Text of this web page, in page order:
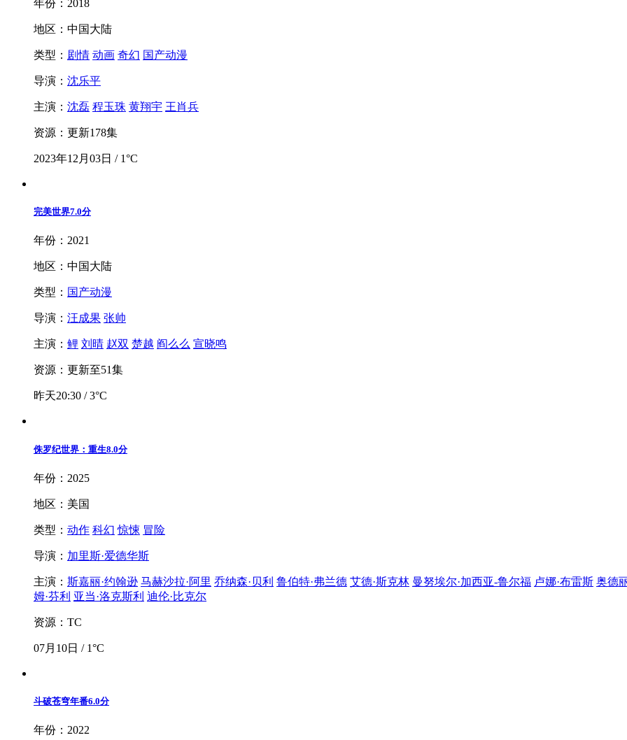
年份：2018
地区：中国大陆
类型： 剧情 动画 奇幻 国产动漫
导演： 沈乐平
主演： 沈磊 程玉珠 黄翔宇 王肖兵
资源：更新178集
2023年12月03日 / 1°C
完美世界7.0分
年份：2021
地区：中国大陆
类型： 国产动漫
导演： 汪成果 张帅
主演： 鲤 刘晴 赵双 楚越 阎么么 宣晓鸣
资源：更新至51集
昨天20:30 / 3°C
侏罗纪世界：重生8.0分
年份：2025
地区：美国
类型： 动作 科幻 惊悚 冒险
导演： 加里斯·爱德华斯
主演： 斯嘉丽·约翰逊 马赫沙拉·阿里 乔纳森·贝利 鲁伯特·弗兰德 艾德·斯克林 曼努埃尔·加西亚-鲁尔福 卢娜·布雷斯 奥德
姆·芬利 亚当·洛克斯利 迪伦·比克尔
资源：TC
07月10日 / 1°C
斗破苍穹年番6.0分
年份：2022